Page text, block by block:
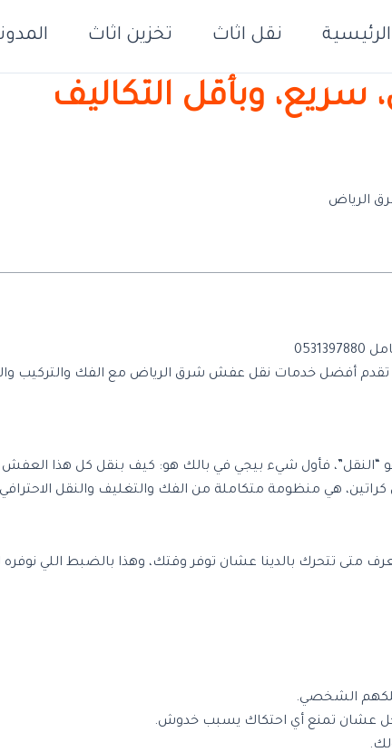
الرئيسية نقل اثاث تخزين اثاث
وبأقل التكاليف
تقدم أفضل خدمات نقل عفش شرق الرياض مع الفك والتركيب
“النقل”، فأول شيء بيجي في بالك هو: كيف بنقل كل هذا
هي منظومة متكاملة من الفك والتغليف والنقل
متى تتحرك بالدينا عشان توفر وقتك، وهذا بالضبط اللي
ملكهم الشخصي.
عشان تمنع أي احتكاك يسبب خدوش.